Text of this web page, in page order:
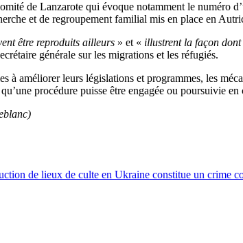
de Lanzarote qui évoque notamment le numéro
et de regroupement familial mis en place en
être reproduits ailleurs » et « illustrent la façon dont
générale sur les migrations et les réfugiés.
à améliorer leurs législations et programmes, les
procédure puisse être engagée ou poursuivie
de lieux de culte en Ukraine constitue un crime